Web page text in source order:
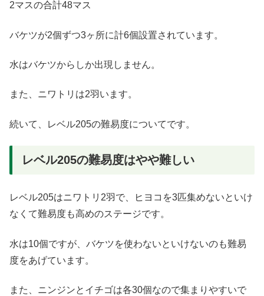
2マスの合計48マス
バケツが2個ずつ3ヶ所に計6個設置されています。
水はバケツからしか出現しません。
また、ニワトリは2羽います。
続いて、レベル205の難易度についてです。
レベル205の難易度はやや難しい
レベル205はニワトリ2羽で、ヒヨコを3匹集めないといけ
なくて難易度も高めのステージです。
水は10個ですが、バケツを使わないといけないのも難易
度をあげています。
また、ニンジンとイチゴは各30個なので集まりやすいで